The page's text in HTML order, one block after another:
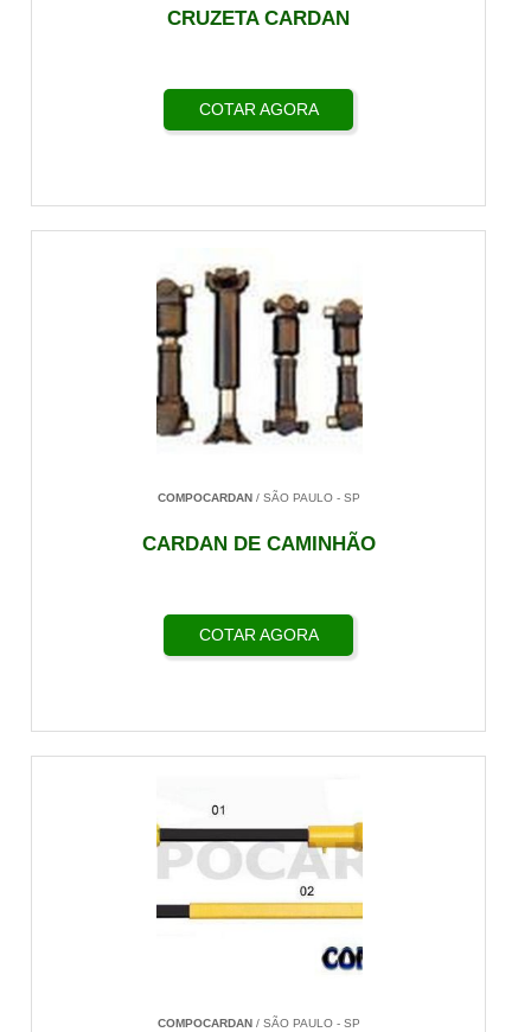
CRUZETA CARDAN
COTAR AGORA
COMPOCARDAN / SÃO PAULO - SP
CARDAN DE CAMINHÃO
COTAR AGORA
COMPOCARDAN / SÃO PAULO - SP